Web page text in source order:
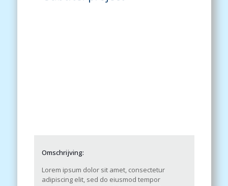
Omschrijving:
Lorem ipsum dolor sit amet, consectetur
adipiscing elit, sed do eiusmod tempor